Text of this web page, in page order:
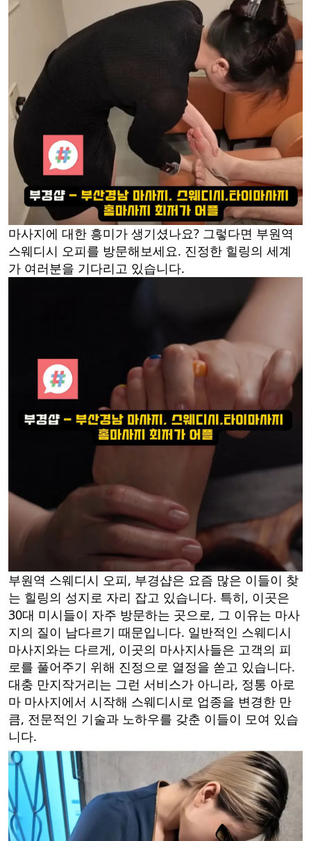
마사지에 대한 흥미가 생기셨나요? 그렇다면 부원역
스웨디시 오피를 방문해보세요. 진정한 힐링의 세계
가 여러분을 기다리고 있습니다.
부원역 스웨디시 오피, 부경샵은 요즘 많은 이들이 찾
는 힐링의 성지로 자리 잡고 있습니다. 특히, 이곳은
30대 미시들이 자주 방문하는 곳으로, 그 이유는 마사
지의 질이 남다르기 때문입니다. 일반적인 스웨디시
마사지와는 다르게, 이곳의 마사지사들은 고객의 피
로를 풀어주기 위해 진정으로 열정을 쏟고 있습니다.
대충 만지작거리는 그런 서비스가 아니라, 정통 아로
마 마사지에서 시작해 스웨디시로 업종을 변경한 만
큼, 전문적인 기술과 노하우를 갖춘 이들이 모여 있습
니다.